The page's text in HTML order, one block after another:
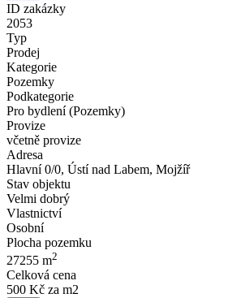
ID zakázky
2053
Typ
Prodej
Kategorie
Pozemky
Podkategorie
Pro bydlení (Pozemky)
Provize
včetně provize
Adresa
Hlavní 0/0, Ústí nad Labem, Mojžíř
Stav objektu
Velmi dobrý
Vlastnictví
Osobní
Plocha pozemku
27255 m2
Celková cena
500 Kč za m2